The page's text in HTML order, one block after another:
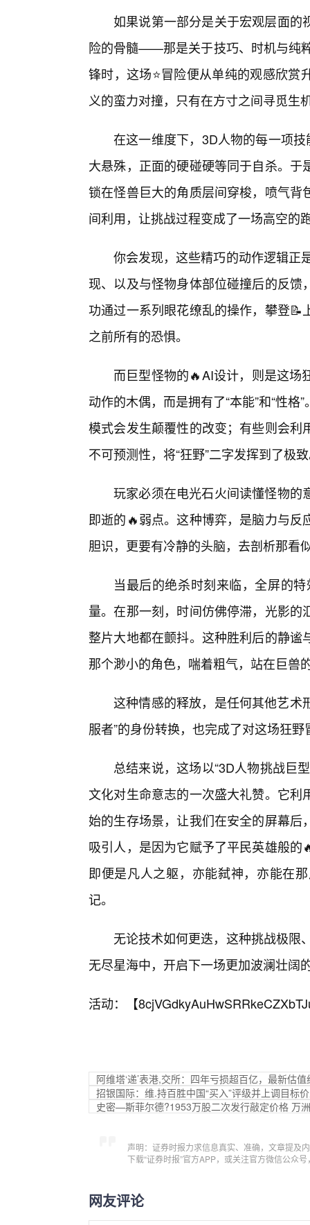
如果说第一部分是关于宏观层面的
险的骨髓——那是关于技巧、时机与纯
锋时，这场⭐冒险便从单纯的观感欣
义的蛮力对撞，只有在方寸之间寻觅生
在这一维度下，3D人物的每一项
大悬殊，正面的硬碰硬等同于自杀。
锁在怪兽巨大的角质层间穿梭，喷气
间利用，让挑战过程变成了一场高空的
你会发现，这些精巧的动作逻辑正
现、以及与怪物身体部位碰撞后的反
功通过一系列眼花缭乱的操作，攀登
之前所有的恐惧。
而巨型怪物的🔥AI设计，则是这场
动作的木偶，而是拥有了“本能”和“性
模式会发生颠覆性的改变；有些则会
不可预测性，将“狂野”二字发挥到了极
玩家必须在电光石火间读懂怪物的
即逝的🔥弱点。这种博弈，是脑力与
胆识，更要有冷静的头脑，去剖析那看
当最后的绝杀时刻来临，全屏的
量。在那一刻，时间仿佛停滞，光影
整片大地都在颤抖。这种胜利后的静
那个渺小的角色，喘着粗气，站在巨兽
这种情感的释放，是任何其他艺术
服者”的身份转换，也完成了对这场狂
总结来说，这场以“3D人物挑战巨
文化对生命意志的一次盛大礼赞。它
始的生存场景，让我们在安全的屏幕
吸引人，是因为它赋予了平民英雄般
即便是凡人之躯，亦能弑神，亦能在
记。
无论技术如何更迭，这种挑战极限
无尽星海中，开启下一场更加波澜壮阔
活动：【
阿维塔‘递’表港,交所：四年亏损超百亿，最新估
招银国际：维.持百胜中国“买入”评级并上调目标
史密—斯菲尔德?1953万股二次发行敲定价格 万
声明：证券时报力求信息真实、准确，文章提及
下载“证券时报”官方APP，或关注官方微信公众
网友评论